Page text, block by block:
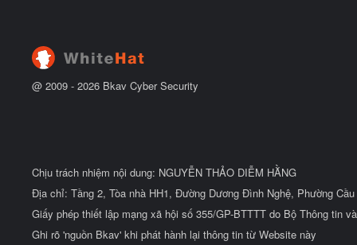
u
@ 2009 - 2026 Bkav Cyber Security
Chịu trách nhiệm nội dung: NGUYỄN THẢO DIỄM HẰNG
Địa chỉ: Tầng 2, Tòa nhà HH1, Đường Dương Đình Nghệ, Phường
Giấy phép thiết lập mạng xã hội số 355/GP-BTTTT do Bộ Thông tin
Ghi rõ 'nguồn Bkav' khi phát hành lại thông tin từ Website này